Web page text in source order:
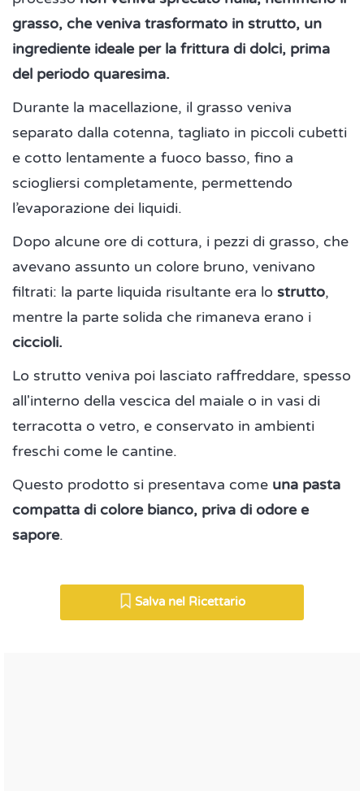
grasso, che veniva trasformato in strutto, un
ingrediente ideale per la frittura di dolci, prima
del periodo quaresima.
Durante la macellazione, il grasso veniva
separato dalla cotenna, tagliato in piccoli cubetti
e cotto lentamente a fuoco basso, fino a
sciogliersi completamente, permettendo
l’evaporazione dei liquidi.
Dopo alcune ore di cottura, i pezzi di grasso, che
avevano assunto un colore bruno, venivano
filtrati: la parte liquida risultante era lo strutto,
mentre la parte solida che rimaneva erano i
ciccioli.
Lo strutto veniva poi lasciato raffreddare, spesso
all'interno della vescica del maiale o in vasi di
terracotta o vetro, e conservato in ambienti
freschi come le cantine.
Questo prodotto si presentava come una pasta
compatta di colore bianco, priva di odore e
sapore.
Salva nel Ricettario